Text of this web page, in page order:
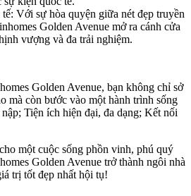
Với sự hòa quyện giữa nét đẹp truyền
Golden Avenue mở ra cánh cửa
vượng và đa trải nghiệm.
Golden Avenue, bạn không chỉ sở
mà còn bước vào một hành trình sống
Tiện ích hiện đại, đa dạng; Kết nối
một cuộc sống phồn vinh, phú quý
Golden Avenue trở thành ngôi nhà
trị tốt đẹp nhất hội tụ!